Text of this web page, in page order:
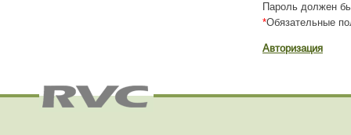
Пароль должен
*Обязательные
Авторизация